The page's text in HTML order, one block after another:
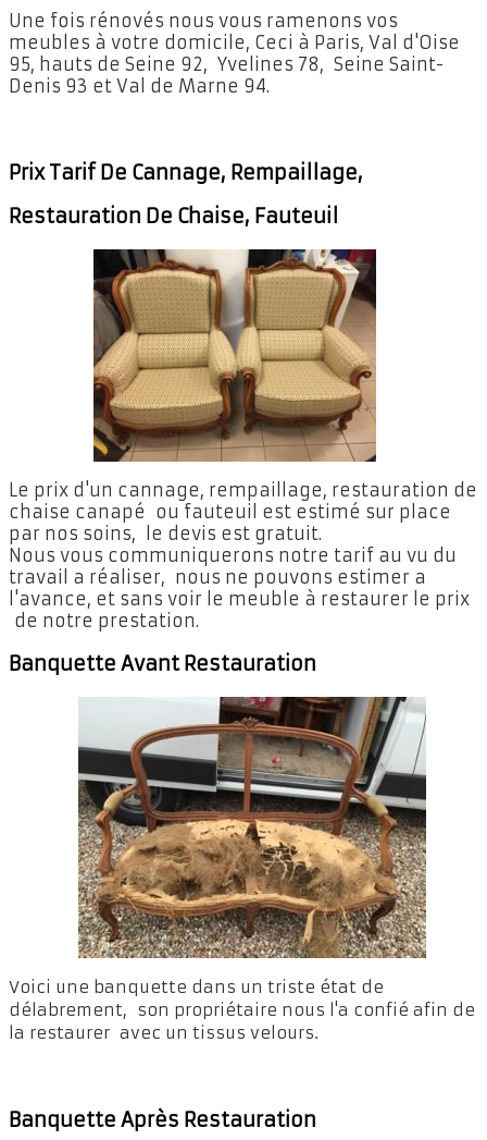
Une fois rénovés nous vous ramenons vos
meubles à votre domicile, Ceci à Paris, Val d'Oise
95, hauts de Seine 92, Yvelines 78, Seine Saint-
Denis 93 et Val de Marne 94.
Prix Tarif De Cannage, Rempaillage,
Restauration De Chaise, Fauteuil
Le prix d'un cannage, rempaillage, restauration de
chaise canapé ou fauteuil est estimé sur place
par nos soins, le devis est gratuit.
Nous vous communiquerons notre tarif au vu du
travail a réaliser, nous ne pouvons estimer a
l'avance, et sans voir le meuble à restaurer le prix
de notre prestation.
Banquette Avant Restauration
Voici une banquette dans un triste état de
délabrement, son propriétaire nous l'a confié afin de
la restaurer avec un tissus velours.
Banquette Après Restauration